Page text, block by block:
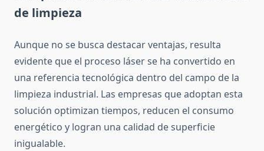
de limpieza
Aunque no se busca destacar ventajas, resulta
evidente que el proceso láser se ha convertido en
una referencia tecnológica dentro del campo de la
limpieza industrial. Las empresas que adoptan esta
solución optimizan tiempos, reducen el consumo
energético y logran una calidad de superficie
inigualable.